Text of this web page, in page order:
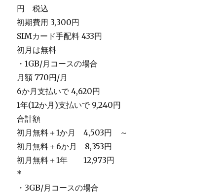
円 税込
初期費用 3,300円
SIMカード手配料 433円
初月は無料
・1GB/月コースの場合
月額 770円/月
6か月支払いで 4,620円
1年(12か月)支払いで 9,240円
合計額
初月無料＋1か月 4,503円 ～
初月無料＋6か月 8,353円
初月無料＋1年 12,973円
*
・3GB/月コースの場合